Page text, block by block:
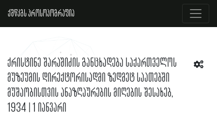
ქშწკგს პროსოპოგრაფია
ქრისტინე შარაშიძის განცხადება საქართველოს
მუზეუმის დირექტორისადმი ზედმეტ საათებში
მუშაობისთვის ანაზღაურების მიღების შესახებ,
1934 | 1 იანვარი